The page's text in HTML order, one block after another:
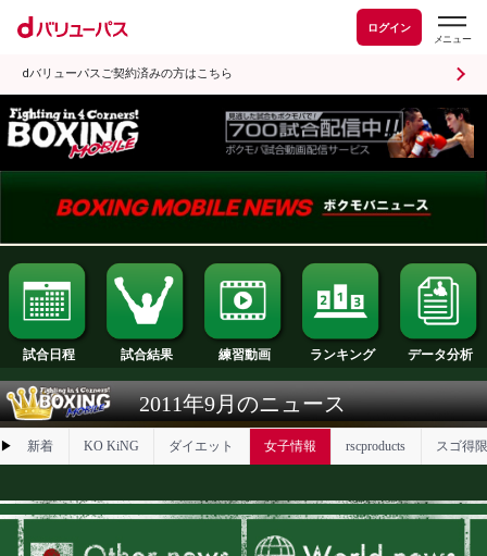
ログイン
dバリューパスご契約済みの方はこちら
試合日程 試合結果 練習動画 ランキング
新着 ダイエット